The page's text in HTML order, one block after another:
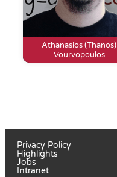
Athanasios (Thanos)
Vourvopoulos
Privacy Policy
Highlights
Jobs
Intranet